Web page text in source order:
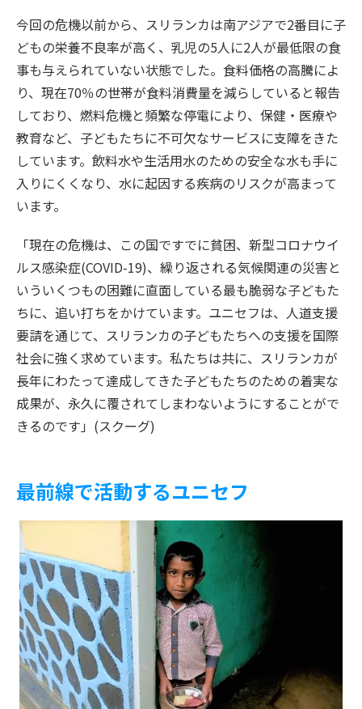
今回の危機以前から、スリランカは南アジアで2番目に子
どもの栄養不良率が高く、乳児の5人に2人が最低限の食
事も与えられていない状態でした。食料価格の高騰によ
り、現在70％の世帯が食料消費量を減らしていると報告
しており、燃料危機と頻繁な停電により、保健・医療や
教育など、子どもたちに不可欠なサービスに支障をきた
しています。飲料水や生活用水のための安全な水も手に
入りにくくなり、水に起因する疾病のリスクが高まって
います。
「現在の危機は、この国ですでに貧困、新型コロナウイ
ルス感染症(COVID-19)、繰り返される気候関連の災害と
いういくつもの困難に直面している最も脆弱な子どもた
ちに、追い打ちをかけています。ユニセフは、人道支援
要請を通じて、スリランカの子どもたちへの支援を国際
社会に強く求めています。私たちは共に、スリランカが
長年にわたって達成してきた子どもたちのための着実な
成果が、永久に覆されてしまわないようにすることがで
きるのです」(スクーグ)
最前線で活動するユニセフ